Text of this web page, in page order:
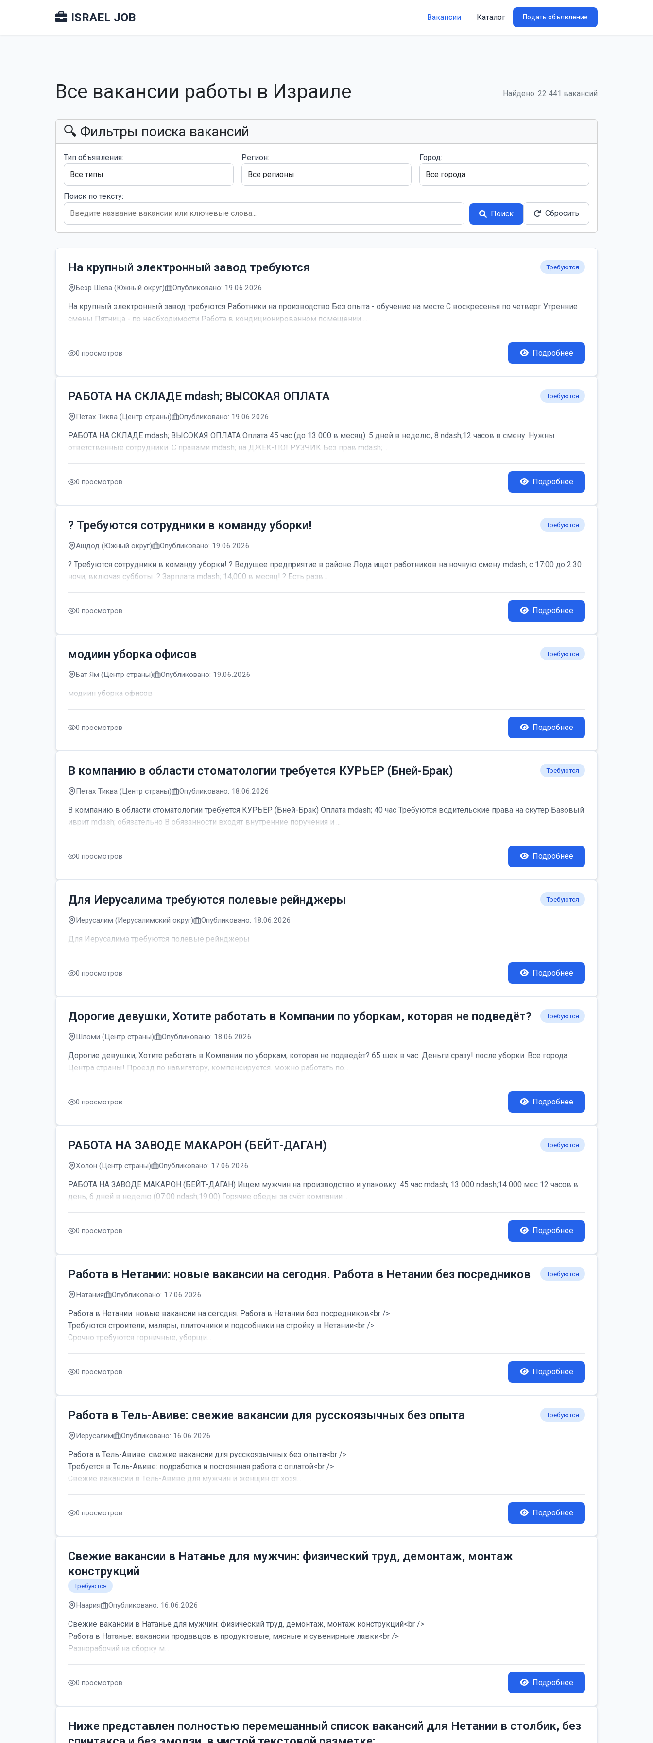
ISRAEL JOB Вакансии Каталог Подать объявление
Все вакансии работы в Израиле Найдено: 22 441 вакансий
🔍 Фильтры поиска вакансий
Тип объявления: Регион: Город:
Поиск по тексту:
Поиск
Сбросить
На крупный электронный завод требуются Требуются
Беэр Шева (Южный округ) Опубликовано: 19.06.2026
На крупный электронный завод требуются Работники на производство Без опыта - обучение на месте С воскресенья по четверг Утренние
смены Пятница - по необходимости Работа в кондиционированном помещении ...
0 просмотров Подробнее
РАБОТА НА СКЛАДЕ mdash; ВЫСОКАЯ ОПЛАТА Требуются
Петах Тиква (Центр страны) Опубликовано: 19.06.2026
РАБОТА НА СКЛАДЕ mdash; ВЫСОКАЯ ОПЛАТА Оплата 45 час (до 13 000 в месяц). 5 дней в неделю, 8 ndash;12 часов в смену. Нужны
ответственные сотрудники. С правами mdash; на ДЖЕК-ПОГРУЗЧИК Без прав mdash; ...
0 просмотров Подробнее
? Требуются сотрудники в команду уборки! Требуются
Ашдод (Южный округ) Опубликовано: 19.06.2026
? Требуются сотрудники в команду уборки! ? Ведущее предприятие в районе Лода ищет работников на ночную смену mdash; с 17:00 до 2:30
ночи, включая субботы. ? Зарплата mdash; 14,000 в месяц! ? Есть разв...
0 просмотров Подробнее
модиин уборка офисов Требуются
Бат Ям (Центр страны) Опубликовано: 19.06.2026
модиин уборка офисов
0 просмотров Подробнее
В компанию в области стоматологии требуется КУРЬЕР (Бней-Брак) Требуются
Петах Тиква (Центр страны) Опубликовано: 18.06.2026
В компанию в области стоматологии требуется КУРЬЕР (Бней-Брак) Оплата mdash; 40 час Требуются водительские права на скутер Базовый
иврит mdash; обязательно В обязанности входят внутренние поручения и ...
0 просмотров Подробнее
Для Иерусалима требуются полевые рейнджеры Требуются
Иерусалим (Иерусалимский округ) Опубликовано: 18.06.2026
Для Иерусалима требуются полевые рейнджеры
0 просмотров Подробнее
Дорогие девушки, Хотите работать в Компании по уборкам, которая не подведёт? Требуются
Шломи (Центр страны) Опубликовано: 18.06.2026
Дорогие девушки, Хотите работать в Компании по уборкам, которая не подведёт? 65 шек в час. Деньги сразу! после уборки. Все города
Центра страны! Проезд по навигатору, компенсируется. можно работать по...
0 просмотров Подробнее
РАБОТА НА ЗАВОДЕ МАКАРОН (БЕЙТ-ДАГАН) Требуются
Холон (Центр страны) Опубликовано: 17.06.2026
РАБОТА НА ЗАВОДЕ МАКАРОН (БЕЙТ-ДАГАН) Ищем мужчин на производство и упаковку. 45 час mdash; 13 000 ndash;14 000 мес 12 часов в
день, 6 дней в неделю (07:00 ndash;19:00) Горячие обеды за счёт компании ...
0 просмотров Подробнее
Работа в Нетании: новые вакансии на сегодня. Работа в Нетании без посредников Требуются
Натания Опубликовано: 17.06.2026
Работа в Нетании: новые вакансии на сегодня. Работа в Нетании без посредников<br />
Требуются строители, маляры, плиточники и подсобники на стройку в Нетании<br />
Срочно требуются горничные, уборщи...
0 просмотров Подробнее
Работа в Тель-Авиве: свежие вакансии для русскоязычных без опыта Требуются
Иерусалим Опубликовано: 16.06.2026
Работа в Тель-Авиве: свежие вакансии для русскоязычных без опыта<br />
Требуется в Тель-Авиве: подработка и постоянная работа с оплатой<br />
Свежие вакансии в Тель-Авиве для мужчин и женщин от хозя...
0 просмотров Подробнее
Свежие вакансии в Натанье для мужчин: физический труд, демонтаж, монтаж
конструкций
Требуются
Наария Опубликовано: 16.06.2026
Свежие вакансии в Натанье для мужчин: физический труд, демонтаж, монтаж конструкций<br />
Работа в Натанье: вакансии продавцов в продуктовые, мясные и сувенирные лавки<br />
Разнорабочий на сборку м...
0 просмотров Подробнее
Ниже представлен полностью перемешанный список вакансий для Нетании в столбик, без